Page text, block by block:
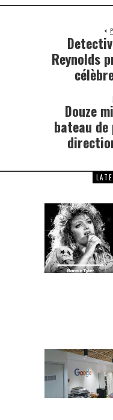
Reynolds
Douze
bateau de